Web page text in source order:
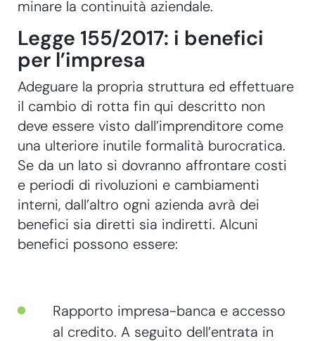
minare la continuità aziendale.
Legge 155/2017: i benefici
per l’impresa
Adeguare la propria struttura ed effettuare
il cambio di rotta fin qui descritto non
deve essere visto dall’imprenditore come
una ulteriore inutile formalità burocratica.
Se da un lato si dovranno affrontare costi
e periodi di rivoluzioni e cambiamenti
interni, dall’altro ogni azienda avrà dei
benefici sia diretti sia indiretti. Alcuni
benefici possono essere:
Rapporto impresa-banca e accesso
al credito. A seguito dell’entrata in